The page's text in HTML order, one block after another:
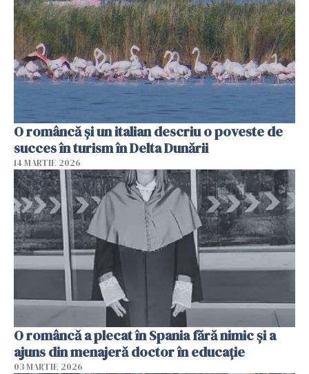
O româncă și un italian descriu o poveste de
succes în turism în Delta Dunării
14 MARTIE 2026
O româncă a plecat în Spania fără nimic și a
ajuns din menajeră doctor în educație
03 MARTIE 2026